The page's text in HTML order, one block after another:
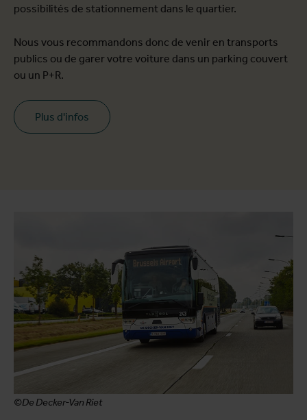
possibilités de stationnement dans le quartier.
Nous vous recommandons donc de venir en transports
publics ou de garer votre voiture dans un parking couvert
ou un P+R.
Plus d'infos
©De Decker-Van Riet